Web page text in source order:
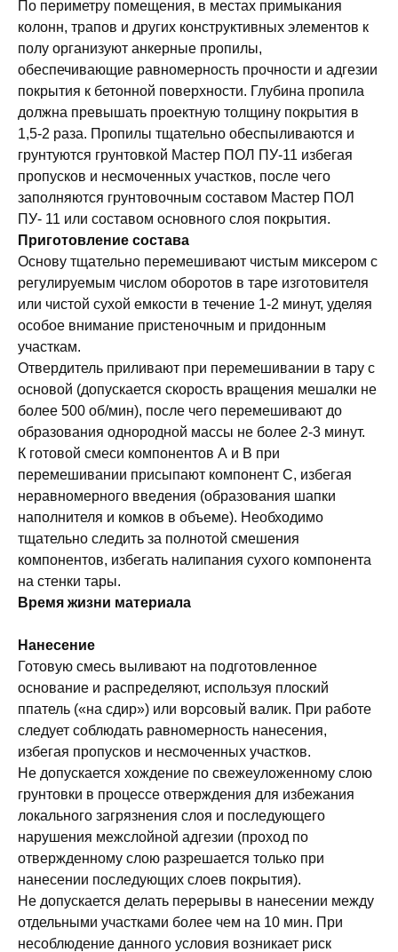
По периметру помещения, в местах примыкания
колонн, трапов и других конструктивных элементов к
полу организуют анкерные пропилы,
обеспечивающие равномерность прочности и адгезии
покрытия к бетонной поверхности. Глубина пропила
должна превышать проектную толщину покрытия в
1,5-2 раза. Пропилы тщательно обеспыливаются и
грунтуются грунтовкой Мастер ПОЛ ПУ-11 избегая
пропусков и несмоченных участков, после чего
заполняются грунтовочным составом Мастер ПОЛ
ПУ- 11 или составом основного слоя покрытия.
Приготовление состава
Основу тщательно перемешивают чистым миксером с
регулируемым числом оборотов в таре изготовителя
или чистой сухой емкости в течение 1-2 минут, уделяя
особое внимание пристеночным и придонным
участкам.
Отвердитель приливают при перемешивании в тару с
основой (допускается скорость вращения мешалки не
более 500 об/мин), после чего перемешивают до
образования однородной массы не более 2-3 минут.
К готовой смеси компонентов А и В при
перемешивании присыпают компонент С, избегая
неравномерного введения (образования шапки
наполнителя и комков в объеме). Необходимо
тщательно следить за полнотой смешения
компонентов, избегать налипания сухого компонента
на стенки тары.
Время жизни материала
Нанесение
Готовую смесь выливают на подготовленное
основание и распределяют, используя плоский
ппатель («на сдир») или ворсовый валик. При работе
следует соблюдать равномерность нанесения,
избегая пропусков и несмоченных участков.
Не допускается хождение по свежеуложенному слою
грунтовки в процессе отверждения для избежания
локального загрязнения слоя и последующего
нарушения межслойной адгезии (проход по
отвержденному слою разрешается только при
нанесении последующих слоев покрытия).
Не допускается делать перерывы в нанесении между
отдельными участками более чем на 10 мин. При
несоблюдение данного условия возникает риск